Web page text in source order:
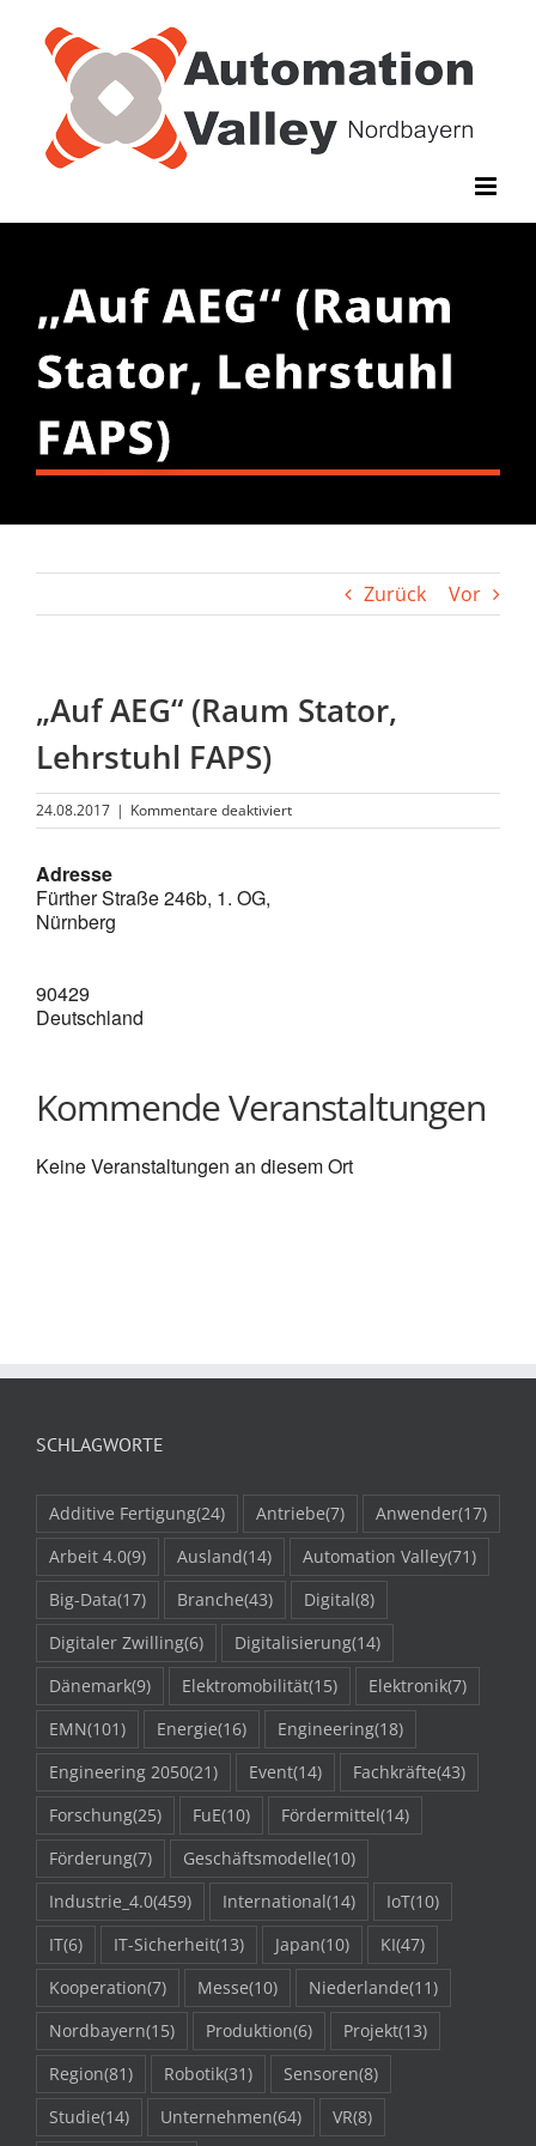
Inhalt
springen
„Auf AEG“ (Raum
Stator, Lehrstuhl
FAPS)
Zurück Vor
„Auf AEG“ (Raum Stator,
Lehrstuhl FAPS)
24.08.2017 | Kommentare deaktiviertfür
„Auf
Adresse
Fürther Straße 246b, 1. OG,
Nürnberg
90429
Deutschland
Kommende Veranstaltungen
Keine Veranstaltungen an diesem Ort
SCHLAGWORTE
Additive Fertigung(24) Antriebe(7) Anwender(17)
Arbeit 4.0(9) Ausland(14) Automation Valley(71)
Big-Data(17) Branche(43) Digital(8)
Digitaler Zwilling(6) Digitalisierung(14)
Dänemark(9) Elektromobilität(15) Elektronik(7)
EMN(101) Energie(16) Engineering(18)
Engineering 2050(21) Event(14) Fachkräfte(43)
Forschung(25) FuE(10) Fördermittel(14)
Förderung(7) Geschäftsmodelle(10)
Industrie_4.0(459) International(14) IoT(10)
IT(6) IT-Sicherheit(13) Japan(10) KI(47)
Kooperation(7) Messe(10) Niederlande(11)
Nordbayern(15) Produktion(6) Projekt(13)
Region(81) Robotik(31) Sensoren(8)
Studie(14) Unternehmen(64) VR(8)